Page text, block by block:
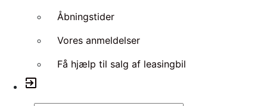
Åbningstider
Vores anmeldelser
Få hjælp til salg af leasingbil
exit_to_app